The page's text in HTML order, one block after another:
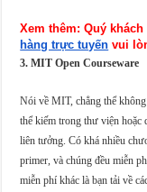
Xem thêm: Quý
hàng trực tuyến vui
3. MIT Open Courseware
Nói về MIT, chẳng thể
thể kiếm trong thư viện hoặc
liên tưởng. Có khá nhiều
primer, và chúng đều miễn
miễn phí khác là bạn tải về